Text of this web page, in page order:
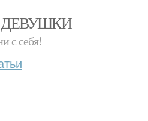
ДЕВУШКИ
с себя!